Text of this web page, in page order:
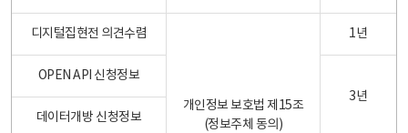
디지털집현전 의견수렴
개인정보 보호법 제15조
(정보주체 동의)
1년
OPEN API 신청정보
3년
데이터개방 신청정보